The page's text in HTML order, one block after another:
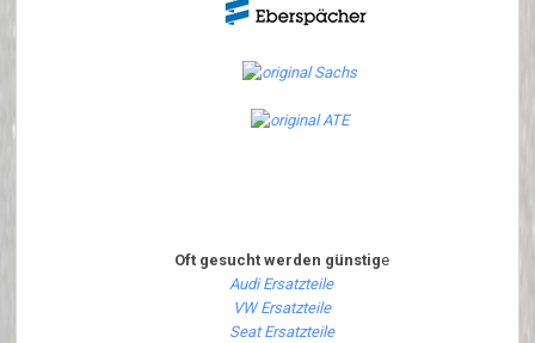
Oft gesucht werden günstige
Audi Ersatzteile
VW Ersatzteile
Seat Ersatzteile